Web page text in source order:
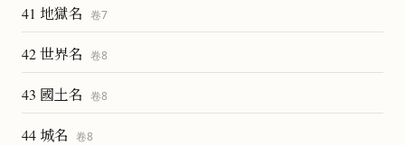
41 地獄名 卷7
42 世界名 卷8
43 國土名 卷8
44 城名 卷8